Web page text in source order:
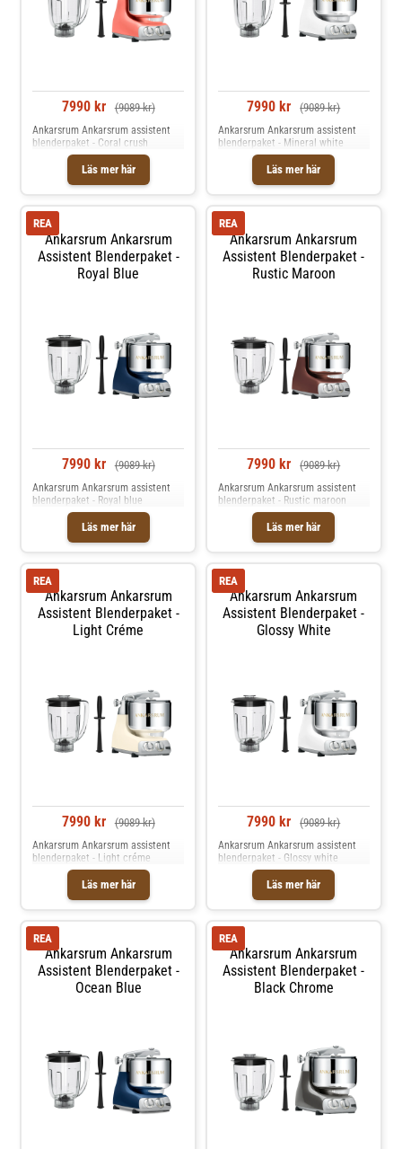
7990 kr (9089 kr)
Läs mer här
Ankarsrum Ankarsrum assistent
blenderpaket - Coral crush
7990 kr (9089 kr)
Läs mer här
Ankarsrum Ankarsrum assistent
blenderpaket - Mineral white
Ankarsrum Ankarsrum
Assistent Blenderpaket -
Royal Blue
REA
7990 kr (9089 kr)
Läs mer här
Ankarsrum Ankarsrum assistent
blenderpaket - Royal blue
Ankarsrum Ankarsrum
Assistent Blenderpaket -
Rustic Maroon
REA
7990 kr (9089 kr)
Läs mer här
Ankarsrum Ankarsrum assistent
blenderpaket - Rustic maroon
Ankarsrum Ankarsrum
Assistent Blenderpaket -
Light Créme
REA
7990 kr (9089 kr)
Läs mer här
Ankarsrum Ankarsrum assistent
blenderpaket - Light créme
Ankarsrum Ankarsrum
Assistent Blenderpaket -
Glossy White
REA
7990 kr (9089 kr)
Läs mer här
Ankarsrum Ankarsrum assistent
blenderpaket - Glossy white
Ankarsrum Ankarsrum
Assistent Blenderpaket -
Ocean Blue
REA
Ankarsrum Ankarsrum
Assistent Blenderpaket -
Black Chrome
REA